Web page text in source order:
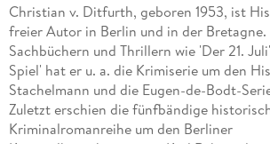
Christian v. Ditfurth, geboren 1953, ist
freier Autor in Berlin und in der Bretagne.
Sachbüchern und Thrillern wie 'Der 21.
Spiel' hat er u. a. die Krimiserie um den
Stachelmann und die Eugen-de-Bodt-
Zuletzt erschien die fünfbändige
Kriminalromanreihe um den Berliner
Kriminalhauptkommissar Karl Raben, die